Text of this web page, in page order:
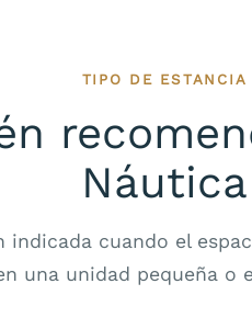
TIPO DE ESTANCIA
Náutica
indicada cuando el
una unidad pequeña o